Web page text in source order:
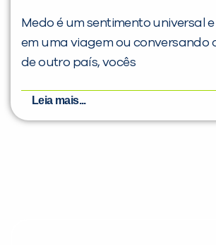
Medo é um sentimento universal
em uma viagem ou conversando
de outro país, vocês
Leia mais...